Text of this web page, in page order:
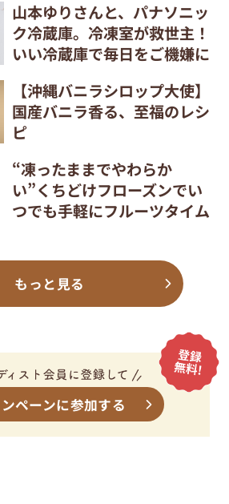
山本ゆりさんと、パナソニッ
ク冷蔵庫。冷凍室が救世主！
いい冷蔵庫で毎日をご機嫌に
【沖縄バニラシロップ大使】
国産バニラ香る、至福のレシ
ピ
“凍ったままでやわらか
い”くちどけフローズンでい
つでも手軽にフルーツタイム
もっと見る
ペーンに参加する